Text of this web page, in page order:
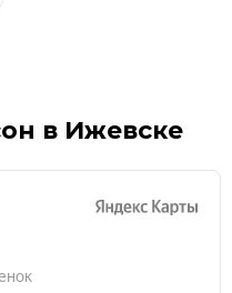
в Ижевске